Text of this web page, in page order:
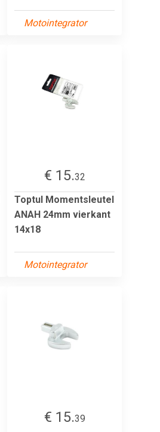
Motointegrator
€ 15.32
Toptul Momentsleutel
ANAH 24mm vierkant
14x18
Motointegrator
€ 15.39